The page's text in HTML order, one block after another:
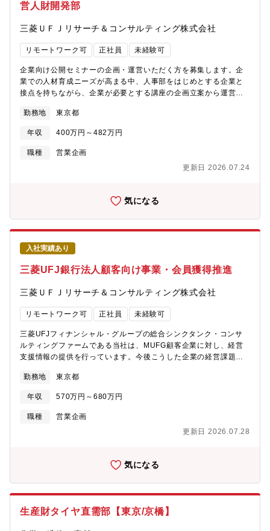
材料、半導体、電子部品、電池、バイオなど、幅広い先端分野の
提供するだけでなく、オートメーションやAI、データ活用を通じ
て電子顕微鏡をより使いやすく進化させるとともに、材料開発の
迅速化や、製造現場における欠陥解析・品質判断の効率化に取り
顕微鏡から得られるデータに材料・半導体分野の知見とAIを組み
合わせ、研究開発から製造まで、お客さまの業務全体に新たな価
値を提供していきます。■世界最先端の計測技術と、オートメーシ
ョン、AI、データ活用を融合し、これからの研究開発・ものづく
もに取り組めることが、電子顕微鏡事業の大きな魅力です。【ビ
業戦略・製品戦略取りまとめ」を部門ミッションとし、27中計予
算の達成と30中計/33中計における持続的成長に向け、製品戦略お
ます。【キャリアパス】将来的には当部のプロダクトマーケティ
機能の下、7グループで運用しています。今回募集対象となるの
の強み／魅力】■戦略立案から市場展開までを一気通貫で担い、自
ーバルの多様なメンバーと協働しながら、世界市場における電子
セアン、インド、韓国、台湾)■半導体、先端材料、ライフサイエ
ことができます。【働き方】※下記はあくまで1例であり、業務状
況・スキル次第で異なる働き方となる可能性がございます。■出社
頻度 適宜※入社直後はキャッチアップのため出社メインとなり
ますが、その後はテレワークの使用を推進しております。■残業時
国、韓国、アセアン、インドなどへ年2～3回程度、1週間/回)■海
営人財開発部
三菱ＵＦＪリサーチ＆コンサルティング株式会社
リモートワーク可 正社員 未経験可
企業向け公開セミナーの企画・運営いただく方を募集します。企
業での人材育成ニーズが高まる中、人事部をはじめとする企業と
接点を持ちながら、企業が必要とする講座の企画立案から運営ま
【業務内容】・企業向け公開セミナー※の企画・運営・営業
※MUFGビジネスセミナー（公開講座）。新入社員から経営幹部
までの各種「階層別セミナー」や、営業・経理・総務・人事・生
キルが身に付くセミナーを定期的に開催しています。・上記公開
理 【期待する役割】・
経営幹部や人事部のニーズを踏まえた、セミナー企画及び運営
（企業のニーズが変化する中、定番のカリキュラムの見直しや新
企画の設計等）・経営幹部を含む企業と派遣される参加者の双方
にとって満足度の高い企画と正確で安定的な運営のため、事務局
メンバーとして、経営者と円滑なコミュニケーションを図り、企
画運営に付随する基本業務（含む事務）を担っていただきま
す
【ポジションの魅力】・弊社オフィス（神谷町）で開催する対面
講座の他、オンライン講座なども含め、企業のニーズに合わせた
形で、企業の人材育成ニーズに関わることのできる、やりがいの
あるポジションです。・企業経営を担う方々と接点を持つことも
多く、異業種交流の促進を目的とする講座もあります。
勤務地 東京都
年収 400万円～482万円
職種
営業企画
更新日 2026.07.24
気になる
入社実績あり
三菱UFJ銀行法人顧客向け事業・会員獲得推進
三菱ＵＦＪリサーチ＆コンサルティング株式会社
リモートワーク可 正社員 未経験可
三菱UFJフィナンシャル・グループの総合シンクタンク・コンサ
ルティングファームである当社は、MUFG顧客企業に対し、経営
支援情報の提供を行っています。今後こうした企業の経営課題を
の強化に向けて推進・サポート体制を強化していく予定です。そ
の一環として今回戦力となっていただける方を募集します。■事業
及び業務内容について・弊社では、親銀行の法人顧客(主に中堅中
小企業)を対象として、経営課題解決に繋がる各種サービスを提供
存会員の継続促進に向けて、各種施策を企画・推進していま
営業担当者(以下、RM)と連携し、親銀行RMを後方から推進・サ
ポートします。・既存会員の継続促進では、弊社が会員とコンタ
クトを取り、電話やリモート面談等の各種チャネルを通じて、直
接推進を行います。・将来的には、適性や習熟度、ご希望等を確
認しながら、企画やサービス開発に幅を拡げていただくこともあ
ります。
勤務地 東京都
年収 570万円～680万円
職種
営業企画
更新日 2026.07.28
気になる
生産財タイヤ直需部【東京/京橋】